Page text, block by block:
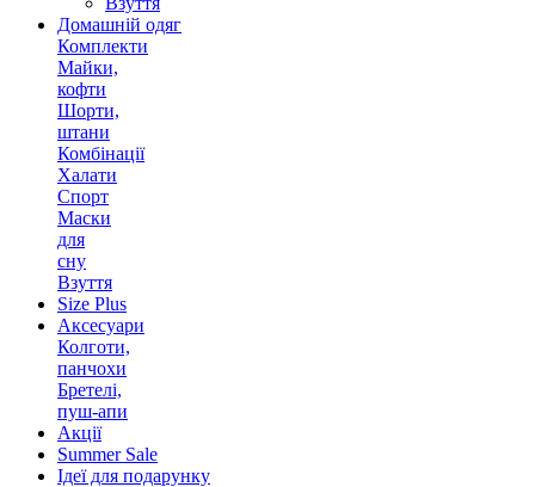
Домашній одяг
Комплекти
Майки,
кофти
Шорти,
штани
Комбінації
Халати
Спорт
Маски
для
сну
Взуття
Size Plus
Аксесуари
Колготи,
панчохи
Бретелі,
пуш-апи
Акції
Summer Sale
Ідеї для подарунку